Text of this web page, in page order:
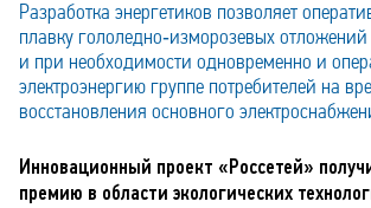
Разработка энергетиков позволяет
плавку гололедно‑изморозевых отложений
и при необходимости одновременно и
электроэнергию группе потребителей на
восстановления основного
Инновационный проект «Россетей»
премию в области экологических